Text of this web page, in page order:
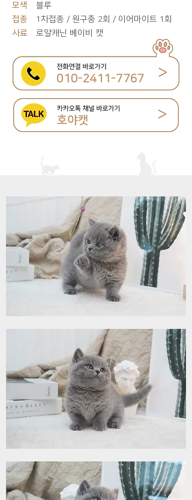
모색
블루
접종
1차접종 / 원구충 2회 / 이어마이트 1회
사료
로얄캐닌 베이비 캣